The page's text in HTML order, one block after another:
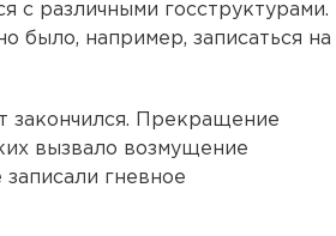
с различными госструктурами.
было, например, записаться на
закончился. Прекращение
вызвало возмущение
гневное